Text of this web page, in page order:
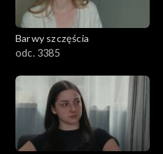
2001–2100
1801–1900
1701–1800
Barwy szczęścia
odc. 3385